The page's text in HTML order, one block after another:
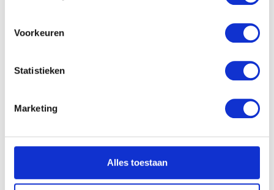
locatie, die tot een paar meter nauwkeurig kan zijn
scannen op specifieke eigenschappen (fingerprinting)
detailgedeeltein.
U kunt uw toestemming op elk moment wijzigen of
We gebruiken cookies om content en advertenties te
personaliseren, om functies voor social media te bieden
en om ons websiteverkeer te analyseren. Ook delen we
informatie over uw gebruik van onze site met onze
partners voor social media, adverteren en analyse. Deze
Voorkeuren
Statistieken
Marketing
Alles toestaan